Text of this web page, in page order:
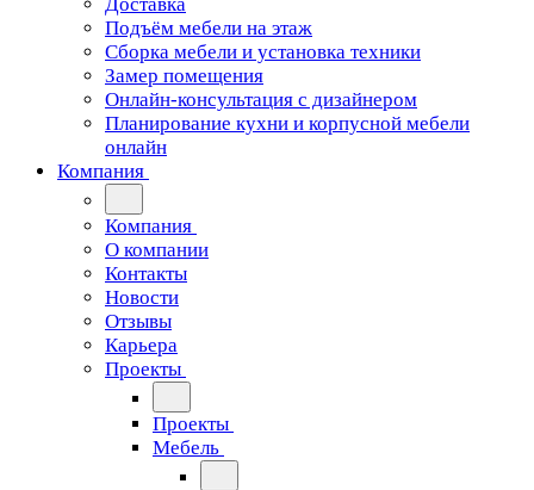
Подъём мебели на этаж
Сборка мебели и установка техники
Замер помещения
Онлайн-консультация с дизайнером
Планирование кухни и корпусной мебели
онлайн
Компания
Компания
О компании
Контакты
Новости
Отзывы
Карьера
Проекты
Проекты
Мебель